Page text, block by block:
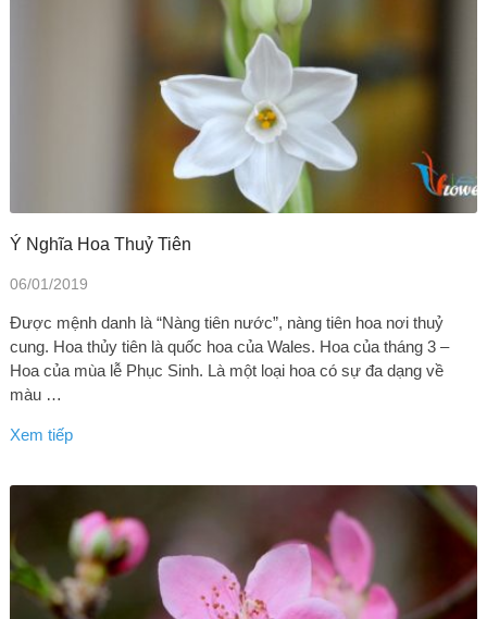
Ý Nghĩa Hoa Thuỷ Tiên
06/01/2019
Được mệnh danh là “Nàng tiên nước”, nàng tiên hoa nơi thuỷ
cung. Hoa thủy tiên là quốc hoa của Wales. Hoa của tháng 3 –
Hoa của mùa lễ Phục Sinh. Là một loại hoa có sự đa dạng về
màu …
Xem tiếp